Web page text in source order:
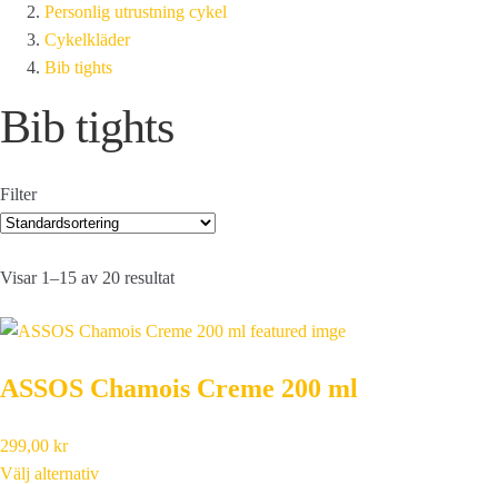
Personlig utrustning cykel
Cykelkläder
Bib tights
Bib tights
Filter
Visar 1–15 av 20 resultat
ASSOS Chamois Creme 200 ml
299,00 kr
Välj alternativ